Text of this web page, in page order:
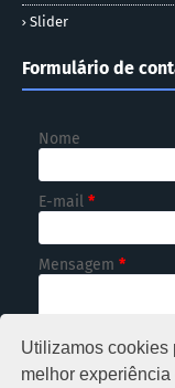
Utilizamos cookies
melhor
Slider
Formulário de
Nome
E-mail *
Mensagem *